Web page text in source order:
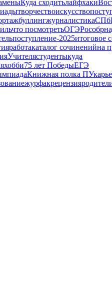
Куда сходитьлайфхаки
творчествоискусство
буллингжурналистика
что посмотретьОГЭ
поступление-2025итоговое
работакаталог сочиненийна
Учителястудентыкуда
хобби75 лет ПобедыЕГЭ
Книжная полка ПУ
журфакрецензия